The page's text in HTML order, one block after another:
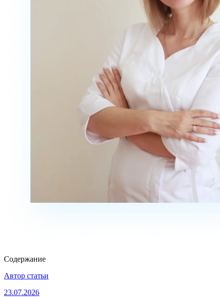
Содержание
Автор статьи
23.07.2026